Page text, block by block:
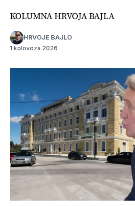
KOLUMNA HRVOJA BAJLA
HRVOJE BAJLO
1 kolovoza 2026